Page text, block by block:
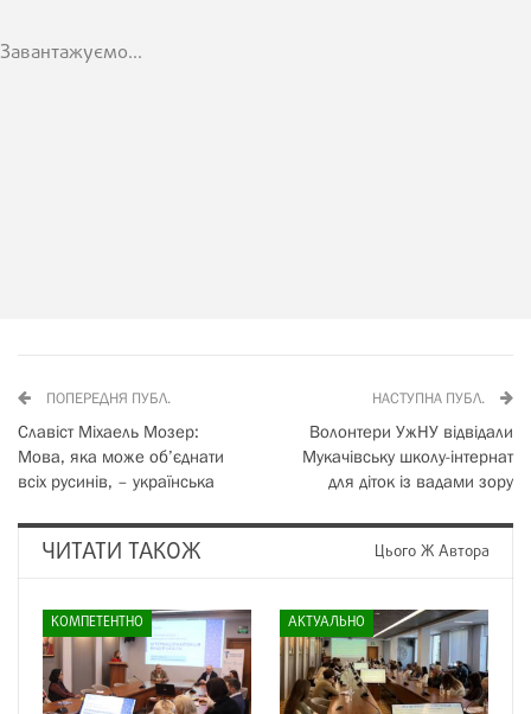
Завантажуємо...
ПОПЕРЕДНЯ ПУБЛ.
Славіст Міхаель Мозер:
Мова, яка може об’єднати
всіх русинів, – українська
НАСТУПНА ПУБЛ.
Волонтери УжНУ відвідали
Мукачівську школу-інтернат
для діток із вадами зору
ЧИТАТИ ТАКОЖ Цього Ж Автора
КОМПЕТЕНТНО АКТУАЛЬНО